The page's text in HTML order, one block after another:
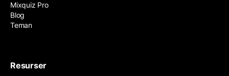
Mixquiz Pro
Blog
Teman
Resurser